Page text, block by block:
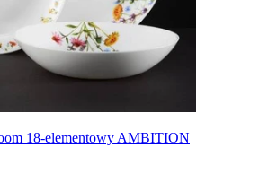
18-elementowy AMBITION